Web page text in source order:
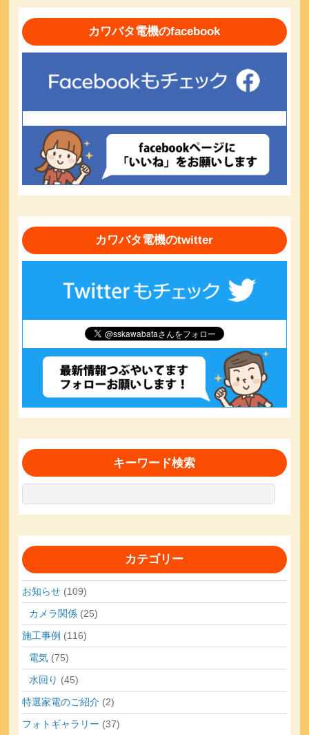
カワバタ電機のfacebook
カワバタ電機のtwitter
キーワード検索
カテゴリー
お知らせ (109)
カメラ関係 (25)
施工事例 (116)
電気 (75)
水回り (45)
特選家電のご紹介 (2)
フォトギャラリー (37)